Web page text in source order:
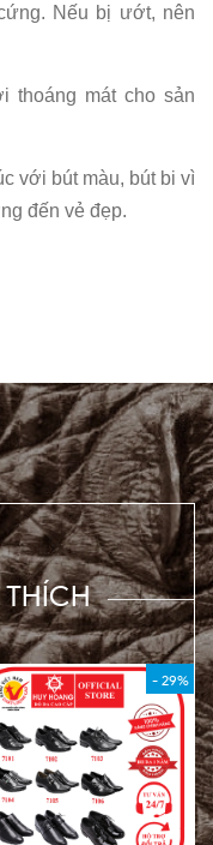
Nếu bị ướt, nên
thoáng mát cho sản
với bút màu, bút bi vì
đến vẻ đẹp.
THÍCH
- 29%